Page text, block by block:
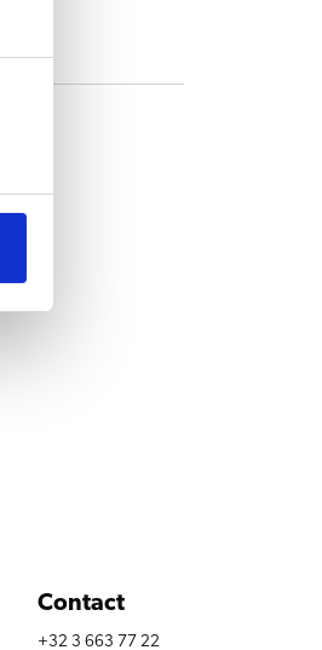
Contact
+32 3 663 77 22